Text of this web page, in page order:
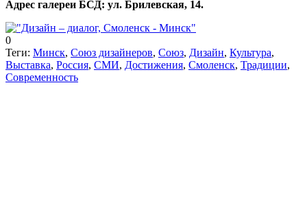
Адрес галереи БСД: ул. Брилевская, 14.
0
Теги: Минск, Союз дизайнеров, Союз, Дизайн, Культура,
Выставка, Россия, СМИ, Достижения, Смоленск, Традиции,
Современность